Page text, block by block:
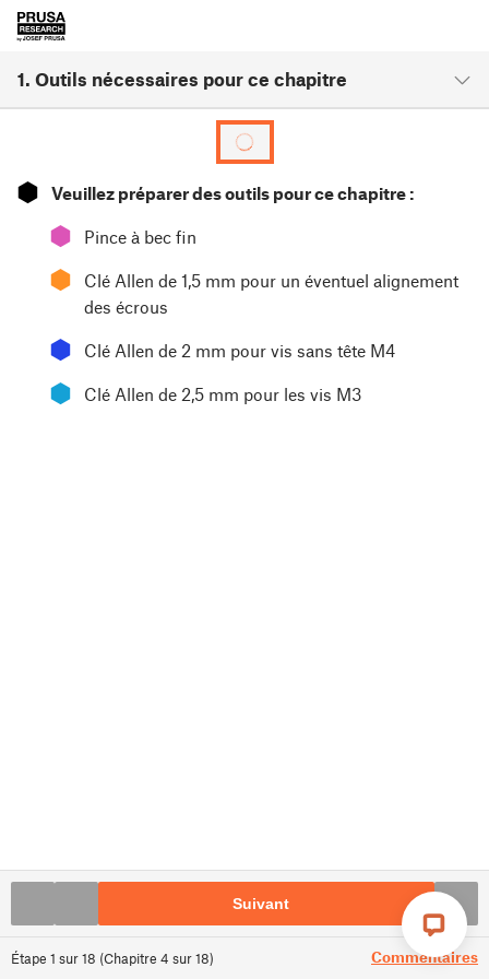
1. Outils nécessaires pour ce chapitre
Étape 1 sur18 (Chapitre 4 sur18) Commentaires
⬢ Veuillez préparer des outils pour ce chapitre :
⬢ Pince à bec fin
⬢
Clé Allen de 1,5 mm pour un éventuel alignement
des écrous
⬢ Clé Allen de 2 mm pour vis sans tête M4
⬢ Clé Allen de 2,5 mm pour les vis M3
Suivant